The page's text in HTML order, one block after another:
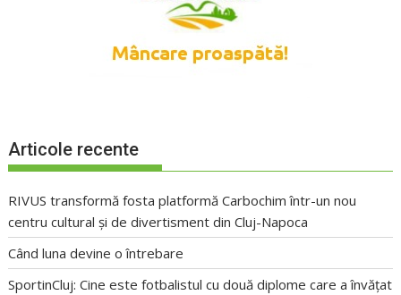
Articole recente
RIVUS transformă fosta platformă Carbochim într-un nou
centru cultural și de divertisment din Cluj-Napoca
Când luna devine o întrebare
SportinCluj: Cine este fotbalistul cu două diplome care a învățat